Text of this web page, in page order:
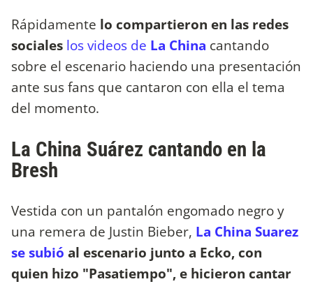
Rápidamente lo compartieron en las redes
sociales los videos de La China cantando
sobre el escenario haciendo una presentación
ante sus fans que cantaron con ella el tema
del momento.
La China Suárez cantando en la
Bresh
Vestida con un pantalón engomado negro y
una remera de Justin Bieber, La China Suarez
se subió al escenario junto a Ecko, con
quien hizo "Pasatiempo", e hicieron cantar